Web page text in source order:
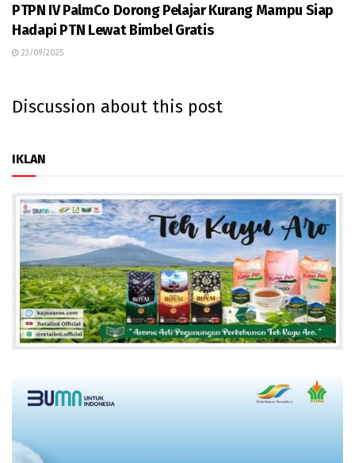
PTPN IV PalmCo Dorong Pelajar Kurang Mampu Siap
Hadapi PTN Lewat Bimbel Gratis
23/09/2025
Discussion about this post
IKLAN